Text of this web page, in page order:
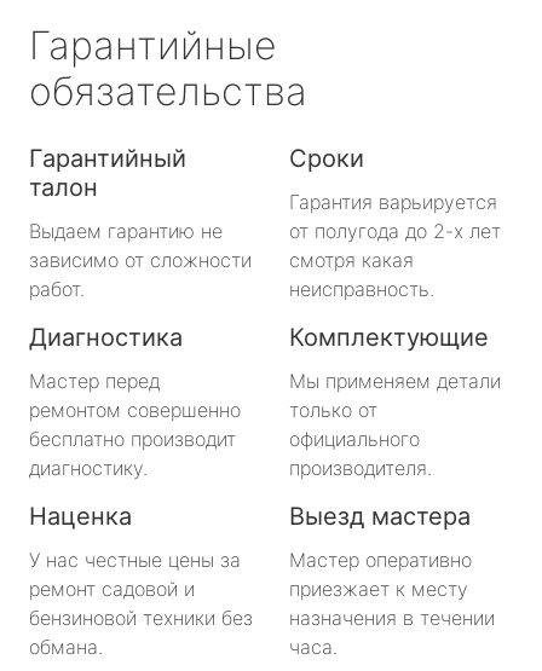
Гарантийные
обязательства
Гарантийный
талон
Выдаем гарантию не
зависимо от сложности
работ.
Сроки
Гарантия варьируется
от полугода до 2-х лет
смотря какая
неисправность.
Диагностика
Мастер перед
ремонтом совершенно
бесплатно производит
диагностику.
Комплектующие
Мы применяем детали
только от
официального
производителя.
Наценка
У нас честные цены за
ремонт садовой и
бензиновой техники без
обмана.
Выезд мастера
Мастер оперативно
приезжает к месту
назначения в течении
часа.